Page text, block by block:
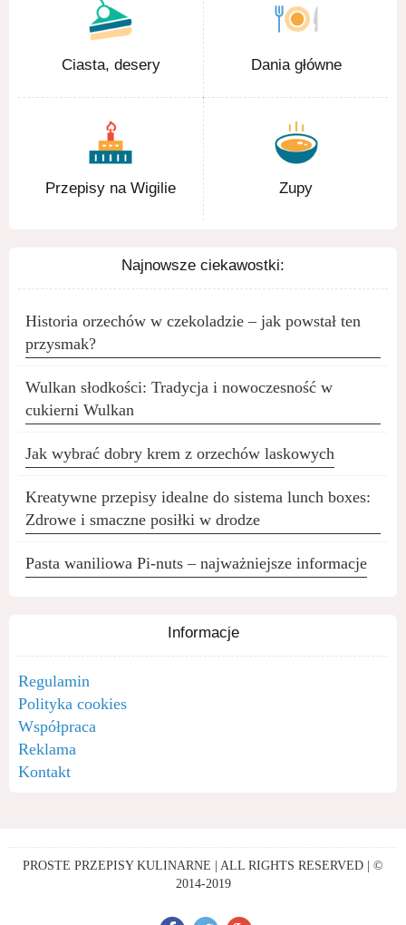
Ciasta, desery Dania główne
Przepisy na Wigilie Zupy
Najnowsze ciekawostki:
Historia orzechów w czekoladzie – jak powstał ten
przysmak?
Wulkan słodkości: Tradycja i nowoczesność w
cukierni Wulkan
Jak wybrać dobry krem z orzechów laskowych
Kreatywne przepisy idealne do sistema lunch boxes:
Zdrowe i smaczne posiłki w drodze
Pasta waniliowa Pi-nuts – najważniejsze informacje
Informacje
Regulamin
Polityka cookies
Współpraca
Reklama
Kontakt
PROSTE PRZEPISY KULINARNE | ALL RIGHTS RESERVED | ©
2014-2019